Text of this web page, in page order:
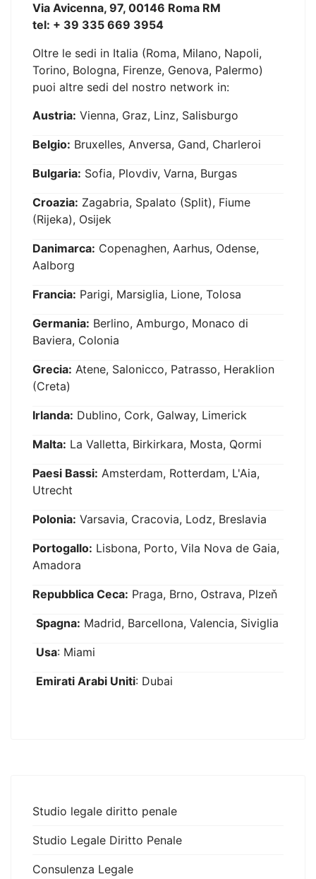
Via Avicenna, 97, 00146 Roma RM
tel: + 39 335 669 3954
Oltre le sedi in Italia (Roma, Milano, Napoli,
Torino, Bologna, Firenze, Genova, Palermo)
puoi altre sedi del nostro network in:
Austria: Vienna, Graz, Linz, Salisburgo
Belgio: Bruxelles, Anversa, Gand, Charleroi
Bulgaria: Sofia, Plovdiv, Varna, Burgas
Croazia: Zagabria, Spalato (Split), Fiume
(Rijeka), Osijek
Danimarca: Copenaghen, Aarhus, Odense,
Aalborg
Francia: Parigi, Marsiglia, Lione, Tolosa
Germania: Berlino, Amburgo, Monaco di
Baviera, Colonia
Grecia: Atene, Salonicco, Patrasso, Heraklion
(Creta)
Irlanda: Dublino, Cork, Galway, Limerick
Malta: La Valletta, Birkirkara, Mosta, Qormi
Paesi Bassi: Amsterdam, Rotterdam, L'Aia,
Utrecht
Polonia: Varsavia, Cracovia, Lodz, Breslavia
Portogallo: Lisbona, Porto, Vila Nova de Gaia,
Amadora
Repubblica Ceca: Praga, Brno, Ostrava, Plzeň
Spagna: Madrid, Barcellona, Valencia, Siviglia
Usa: Miami
Emirati Arabi Uniti: Dubai
Studio legale diritto penale
Studio Legale Diritto Penale
Consulenza Legale